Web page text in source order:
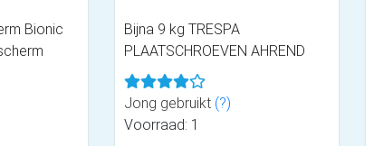
Bionic
Bijna 9 kg TRESPA
PLAATSCHROEVEN AHREND
Jong gebruikt (?)
Voorraad: 1